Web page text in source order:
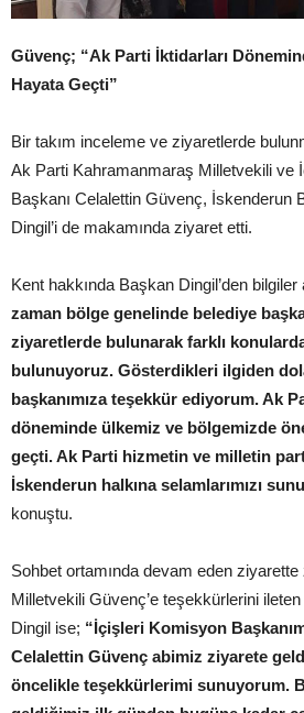
Güvenç; “Ak Parti İktidarları
Hayata Geçti”
Bir takım inceleme ve ziyaretlerde
Ak Parti Kahramanmaraş Milletvekili ve
Başkanı Celalettin Güvenç, İskenderun
Dingil’i de makamında ziyaret etti.
Kent hakkında Başkan Dingil’den
zaman bölge genelinde belediye
ziyaretlerde bulunarak farklı
bulunuyoruz. Gösterdikleri ilgiden
başkanımıza teşekkür ediyorum. Ak
döneminde ülkemiz ve bölgemizde
geçti. Ak Parti hizmetin ve milletin
İskenderun halkına selamlarımızı
konuştu.
Sohbet ortamında devam eden
Milletvekili Güvenç’e teşekkürlerini
Dingil ise; “İçişleri Komisyon
Celalettin Güvenç abimiz ziyarete
öncelikle teşekkürlerimi sunuyorum.